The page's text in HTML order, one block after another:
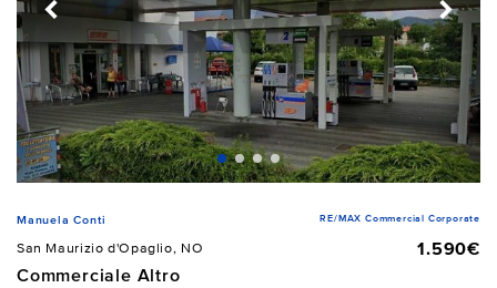
Manuela Conti RE/MAX Commercial Corporate
San Maurizio d'Opaglio, NO
1.590€
Commerciale Altro